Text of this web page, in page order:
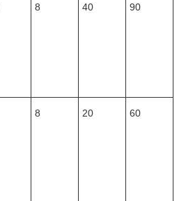
8 40 90
8 20 60